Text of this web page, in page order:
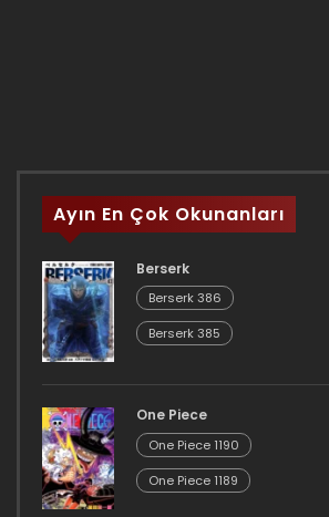
Ayın En Çok Okunanları
Berserk
Berserk 386
Berserk 385
One Piece
One Piece 1190
One Piece 1189